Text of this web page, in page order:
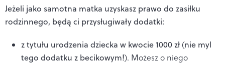
Jeżeli jako samotna matka uzyskasz prawo do zasiłku
rodzinnego, będą ci przysługiwały dodatki:
z tytułu urodzenia dziecka w kwocie 1000 zł (nie myl
tego dodatku z becikowym!). Możesz o niego